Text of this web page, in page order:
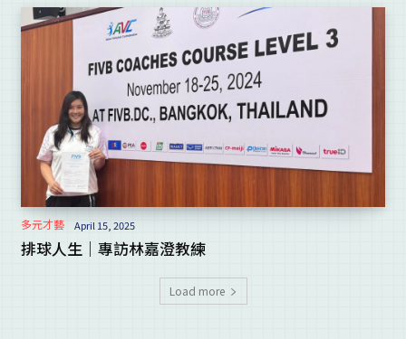
多元才藝 April 15, 2025
排球人生｜專訪林嘉澄教練
Load more